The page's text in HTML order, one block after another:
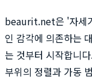
beaurit.net은 '자세
인 감각에 의존하는
는 것부터 시작합니
부위의 정렬과 가동